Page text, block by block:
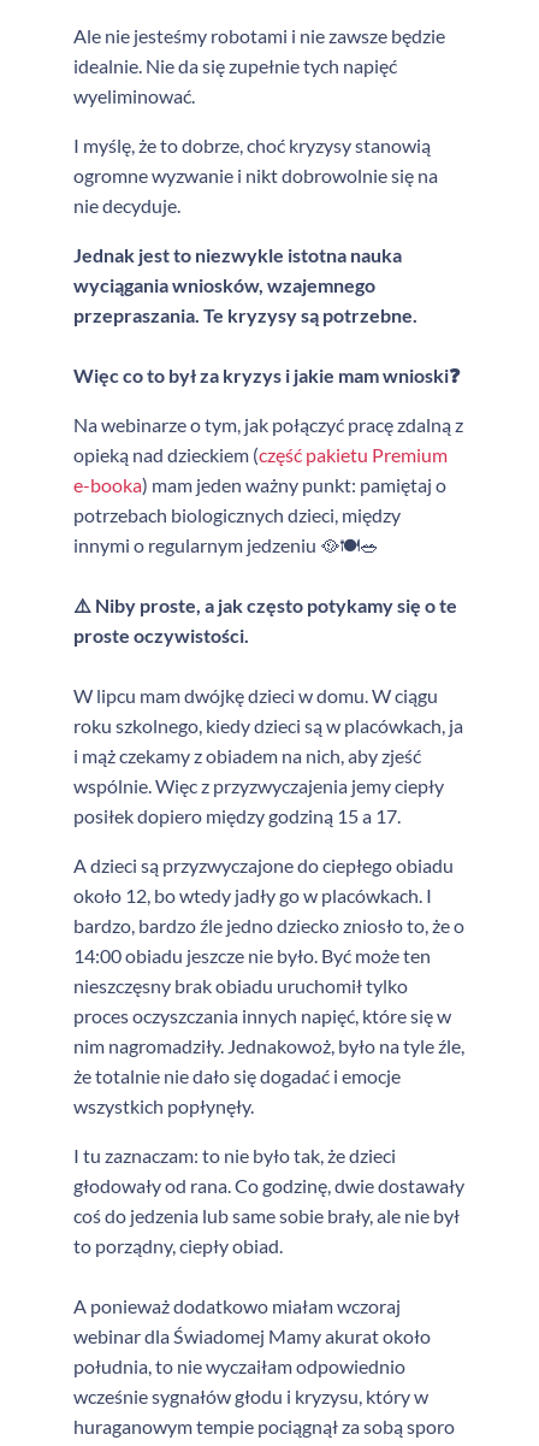
Ale nie jesteśmy robotami i nie zawsze będzie
idealnie. Nie da się zupełnie tych napięć
wyeliminować.
I myślę, że to dobrze, choć kryzysy stanowią
ogromne wyzwanie i nikt dobrowolnie się na
nie decyduje.
Jednak jest to niezwykle istotna nauka
wyciągania wniosków, wzajemnego
przepraszania. Te kryzysy są potrzebne.
Więc co to był za kryzys i jakie mam wnioski❓
Na webinarze o tym, jak połączyć pracę zdalną z
opieką nad dzieckiem (część pakietu Premium
e-booka) mam jeden ważny punkt: pamiętaj o
potrzebach biologicznych dzieci, między
innymi o regularnym jedzeniu 🥘🍽️🥗
⚠️ Niby proste, a jak często potykamy się o te
proste oczywistości.
W lipcu mam dwójkę dzieci w domu. W ciągu
roku szkolnego, kiedy dzieci są w placówkach, ja
i mąż czekamy z obiadem na nich, aby zjeść
wspólnie. Więc z przyzwyczajenia jemy ciepły
posiłek dopiero między godziną 15 a 17.
A dzieci są przyzwyczajone do ciepłego obiadu
około 12, bo wtedy jadły go w placówkach. I
bardzo, bardzo źle jedno dziecko zniosło to, że o
14:00 obiadu jeszcze nie było. Być może ten
nieszczęsny brak obiadu uruchomił tylko
proces oczyszczania innych napięć, które się w
nim nagromadziły. Jednakowoż, było na tyle źle,
że totalnie nie dało się dogadać i emocje
wszystkich popłynęły.
I tu zaznaczam: to nie było tak, że dzieci
głodowały od rana. Co godzinę, dwie dostawały
coś do jedzenia lub same sobie brały, ale nie był
to porządny, ciepły obiad.
A ponieważ dodatkowo miałam wczoraj
webinar dla Świadomej Mamy akurat około
południa, to nie wyczaiłam odpowiednio
wcześnie sygnałów głodu i kryzysu, który w
huraganowym tempie pociągnął za sobą sporo